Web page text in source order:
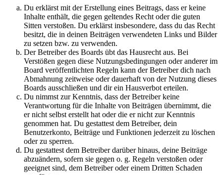
Du erklärst mit der Erstellung eines Beitrags, dass er keine
Inhalte enthält, die gegen geltendes Recht oder die guten
Sitten verstoßen. Du erklärst insbesondere, dass du das Recht
besitzt, die in deinen Beiträgen verwendeten Links und Bilder
zu setzen bzw. zu verwenden.
Der Betreiber des Boards übt das Hausrecht aus. Bei
Verstößen gegen diese Nutzungsbedingungen oder anderer im
Board veröffentlichten Regeln kann der Betreiber dich nach
Abmahnung zeitweise oder dauerhaft von der Nutzung dieses
Boards ausschließen und dir ein Hausverbot erteilen.
Du nimmst zur Kenntnis, dass der Betreiber keine
Verantwortung für die Inhalte von Beiträgen übernimmt, die
er nicht selbst erstellt hat oder die er nicht zur Kenntnis
genommen hat. Du gestattest dem Betreiber, dein
Benutzerkonto, Beiträge und Funktionen jederzeit zu löschen
oder zu sperren.
Du gestattest dem Betreiber darüber hinaus, deine Beiträge
abzuändern, sofern sie gegen o. g. Regeln verstoßen oder
geeignet sind, dem Betreiber oder einem Dritten Schaden